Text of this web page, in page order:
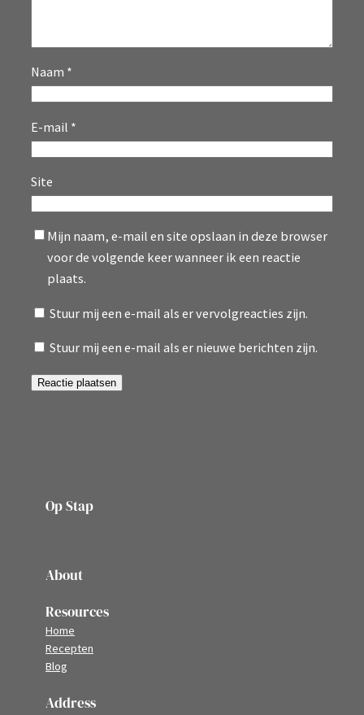
Naam *
E-mail *
Site
Mijn naam, e-mail en site opslaan in deze browser
voor de volgende keer wanneer ik een reactie
plaats.
Stuur mij een e-mail als er vervolgreacties zijn.
Stuur mij een e-mail als er nieuwe berichten zijn.
Op Stap
About
Resources
Home
Recepten
Blog
Address